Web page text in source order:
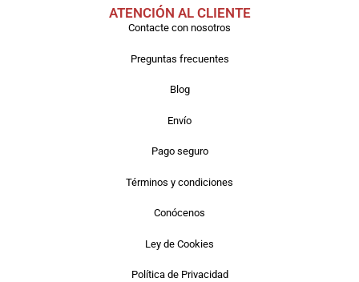
ATENCIÓN AL CLIENTE
Contacte con nosotros
Preguntas frecuentes
Blog
Envío
Pago seguro
Términos y condiciones
Conócenos
Ley de Cookies
Política de Privacidad